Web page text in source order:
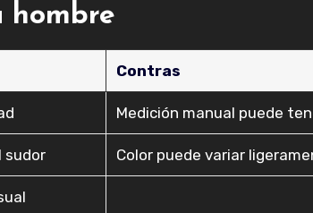
hombre
Contras
Medición manual puede
sudor Color puede variar